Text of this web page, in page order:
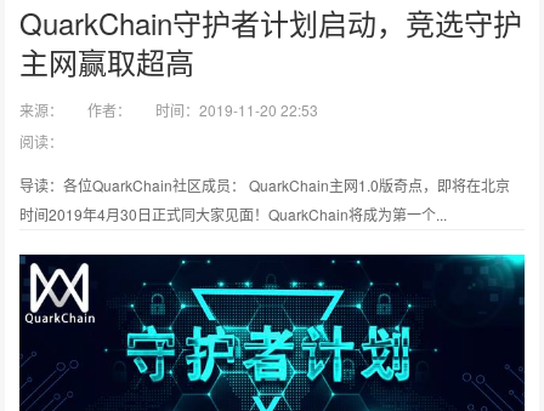
QuarkChain守护者计划启动，竞选守护
主网赢取超高
来源： 作者：
时间：2019-11-20 22:53
阅读：
导读：各位QuarkChain社区成员： QuarkChain主网1.0版奇点，即将在北京
时间2019年4月30日正式同大家见面！QuarkChain将成为第一个...